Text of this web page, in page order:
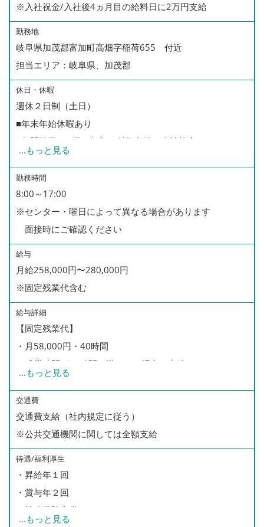
※入社祝金/入社後4ヵ月目の給料日に2万円支給
勤務地
岐阜県加茂郡富加町高畑字稲荷655 付近
担当エリア：岐阜県、加茂郡
休日・休暇
週休２日制（土日）
■年末年始休暇あり
■年間休日110日（毎年の付与条件は当社規定による）
■有給休暇あり（年間5日以上の取得をお願いしておりま
す）
■慶弔休暇あり
■育児休暇あり（※男性の取得実績あり）
...もっと見る
勤務時間
8:00～17:00
※センター・曜日によって異なる場合があります
面接時にご確認ください
給与
月給258,000円〜280,000円
※固定残業代含む
給与詳細
【固定残業代】
・月58,000円・40時間
・残業時間が40時間に満たない場合も支給
・40時間を超過した場合は別途、残業手当を支給
※全体平均40時間以内に収まることが殆どです
【月収例】
月収27万円（入社1年半）
29万円（入社4年）
32万円（入社6年）
【年収例】
...もっと見る
交通費
交通費支給（社内規定に従う）
※公共交通機関に関しては全額支給
待遇/福利厚生
・昇給年１回
・賞与年２回
・社会保険完備
...もっと見る